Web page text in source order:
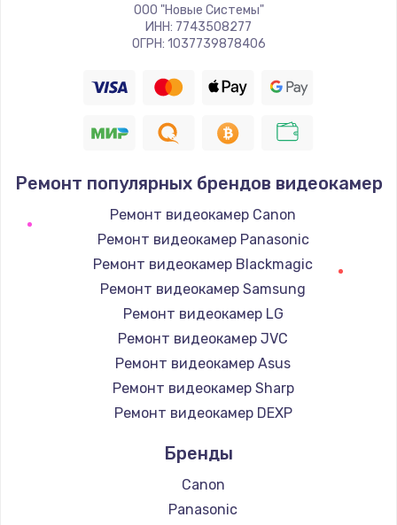
Замена ТЭНа
2500 руб.
1400 руб.
Замена / ремонт электронного модуля
управления
600 руб.
Заказать
Замена конфорки
1100 руб.
Заказать
Замена платы сенсора
900 руб.
Заказать
Замена регулятора режимов конфорки
ООО "Новые Системы"
ИНН: 7743508277
ОГРН: 1037739878406
Ремонт популярных брендов видеокамер
Ремонт видеокамер Canon
Ремонт видеокамер Panasonic
Ремонт видеокамер Blackmagic
Ремонт видеокамер Samsung
Ремонт видеокамер LG
Ремонт видеокамер JVC
Ремонт видеокамер Asus
Ремонт видеокамер Sharp
Ремонт видеокамер DEXP
Бренды
Canon
Panasonic